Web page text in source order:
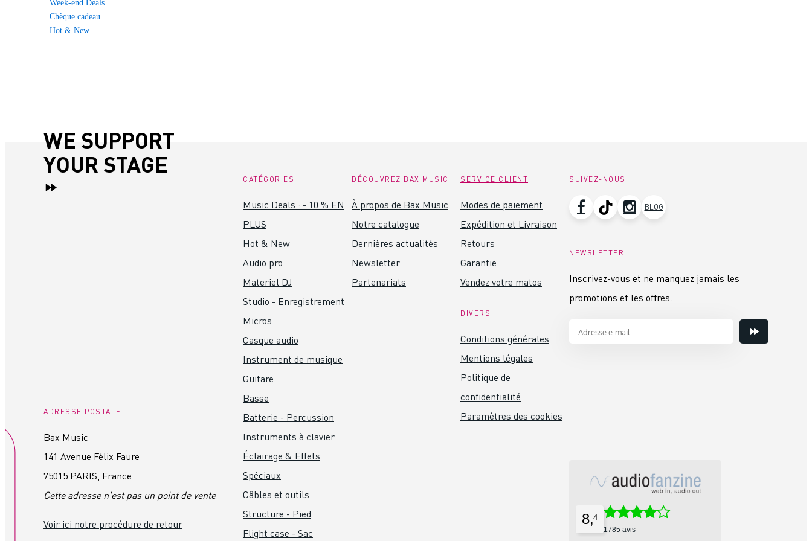
Week-end Deals
Chèque cadeau
Hot & New
WE SUPPORT
YOUR STAGE
ADRESSE POSTALE
Bax Music
141 Avenue Félix Faure
75015 PARIS, France
Cette adresse n'est pas un point de vente
Voir ici notre procédure de retour
CATÉGORIES
Music Deals : - 10 % EN
PLUS
Hot & New
Audio pro
Materiel DJ
Studio - Enregistrement
Micros
Casque audio
Instrument de musique
Guitare
Basse
Batterie - Percussion
Instruments à clavier
Éclairage & Effets
Spéciaux
Câbles et outils
Structure - Pied
Flight case - Sac
DÉCOUVREZ BAX MUSIC
À propos de Bax Music
Notre catalogue
Dernières actualités
Newsletter
Partenariats
SERVICE CLIENT
Modes de paiement
Expédition et Livraison
Retours
Garantie
Vendez votre matos
DIVERS
Conditions générales
Mentions légales
Politique de
confidentialité
Paramètres des cookies
SUIVEZ-NOUS
BLOG
NEWSLETTER
Inscrivez-vous et ne manquez jamais les
promotions et les offres.
8,4
1785 avis